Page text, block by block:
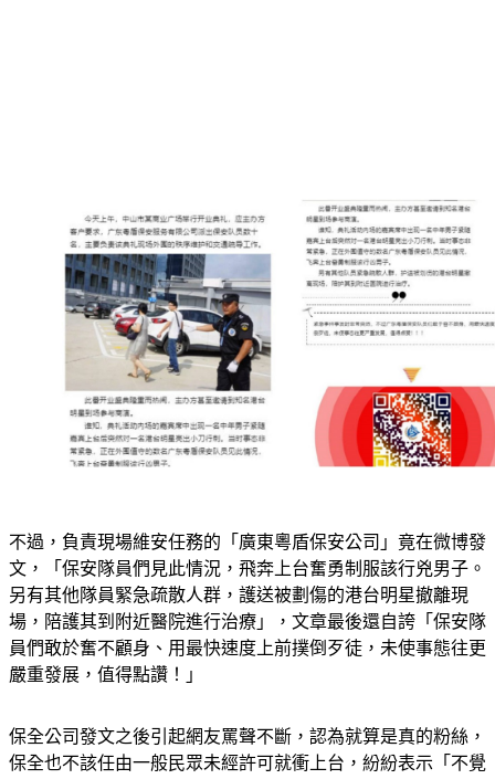
不過，負責現場維安任務的「廣東粵盾保安公司」竟在微博發
文，「保安隊員們見此情況，飛奔上台奮勇制服該行兇男子。
另有其他隊員緊急疏散人群，護送被劃傷的港台明星撤離現
場，陪護其到附近醫院進行治療」，文章最後還自誇「保安隊
員們敢於奮不顧身、用最快速度上前撲倒歹徒，未使事態往更
嚴重發展，值得點讚！」
保全公司發文之後引起網友罵聲不斷，認為就算是真的粉絲，
保全也不該任由一般民眾未經許可就衝上台，紛紛表示「不覺